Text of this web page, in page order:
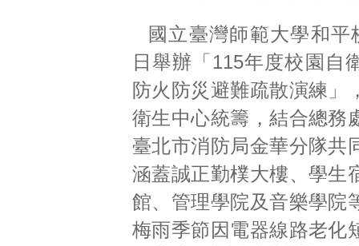
國立臺灣師範大學和平
日舉辦「115年度校園自
防火防災避難疏散演練」
衛生中心統籌，結合總務
臺北市消防局金華分隊共
涵蓋誠正勤樸大樓、學生
館、管理學院及音樂學院
梅雨季節因電器線路老化